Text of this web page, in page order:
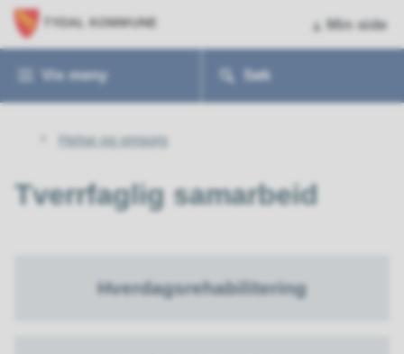
Vis meny Søk
Min side
Helse og omsorg
Tverrfaglig samarbeid
Hverdagsrehabilitering